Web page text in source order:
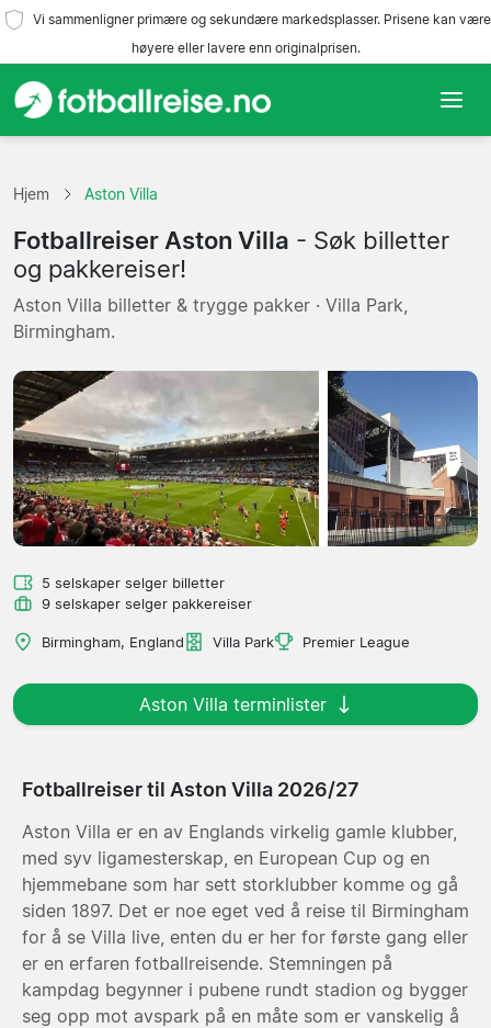
Vi sammenligner primære og sekundære markedsplasser. Prisene kan være
høyere eller lavere enn originalprisen.
Lag
Reisebyråer
Hjem Aston Villa
Fotballreiser Aston Villa - Søk billetter
og pakkereiser!
Aston Villa billetter & trygge pakker · Villa Park,
Birmingham.
5 selskaper selger billetter
9 selskaper selger pakkereiser
Birmingham, England Villa Park Premier League
Aston Villa terminlister
Fotballreiser til Aston Villa 2026/27
Aston Villa er en av Englands virkelig gamle klubber,
med syv ligamesterskap, en European Cup og en
hjemmebane som har sett storklubber komme og gå
siden 1897. Det er noe eget ved å reise til Birmingham
for å se Villa live, enten du er her for første gang eller
er en erfaren fotballreisende. Stemningen på
kampdag begynner i pubene rundt stadion og bygger
seg opp mot avspark på en måte som er vanskelig å